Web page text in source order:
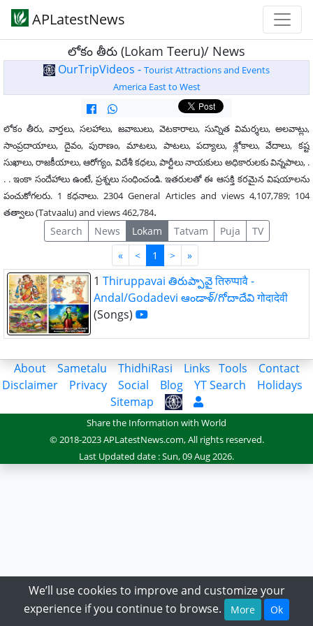
APLatestNews
లోకం తీరు (Lokam Teeru)/ News
OurTripVideos - Tourist Attractions and Events
America East to West
లోకం తీరు, వార్తలు, సలహాలు, జవాబులు, వెటకారాలు, సున్నిత విమర్శలు, అలవాట్లు,
సాంప్రదాయాలు, దైవం, పురాణం, మాటలు, పాటలు, పద్యాలు, శ్లోకాలు, వేదాలు, కష్ట
సుఖాలు, రాజకీయాలు, ఆరోగ్యం, విదేశీ కధలు, పార్టీలు నాయకులు అధికారులకు విన్నపాలు, .
. . ఇంకా సందేహాలు ఉంటే, ప్రశ్నలు సంధించండి. ఇతరులతో ఈ ఆసక్తి కరమైన విషయాలను
పంచుకోగలరు. 1 కధనాలు. 2304 General Articles and views 4,107,789; 104
తత్వాలు (Tatvaalu) and views 462,784.
Search News Lokam Tatvam Puja
TV
«First
< 1 > »Last
1 Thiruppavai తిరుప్పావై तिरुप्पावै -
Andal/Godadevi ఆండాళ్/గోదాదేవి गोदादेवी
(Songs)
About Sametalu ThidhiRasi Links Tools
Contact
Disclaimer
Privacy Social Blog YT Search
Holidays
Sitemap
Share the Information with World
© 2018-2023 APLatestNews.com, All rights reserved.
Last Updated date : Sun, 09 Aug 2026.
We’ll use cookies to improve and customize your
experience if you continue to browse.
More Ok